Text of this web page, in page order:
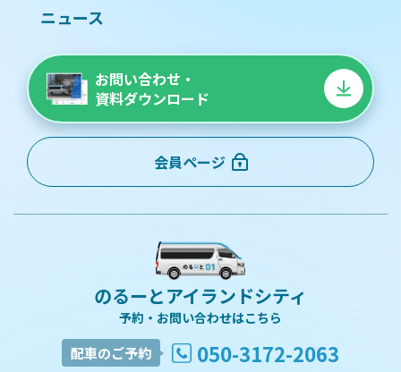
ニュース
お問い合わせ・
資料ダウンロード
会員ページ
のるーとアイランドシティ
予約・お問い合わせはこちら
配車のご予約 050-3172-2063